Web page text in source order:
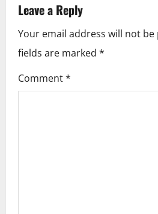
a
v
i
g
Leave a Reply
Your email address will not be
fields are marked *
Comment*